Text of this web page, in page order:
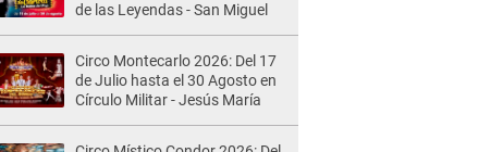
de las Leyendas - San Miguel
Circo Montecarlo 2026: Del 17
de Julio hasta el 30 Agosto en
Círculo Militar - Jesús María